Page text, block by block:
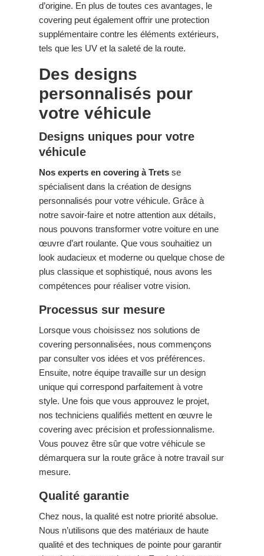
d’origine. En plus de toutes ces avantages, le
covering peut également offrir une protection
supplémentaire contre les éléments extérieurs,
tels que les UV et la saleté de la route.
Des designs
personnalisés pour
votre véhicule
Designs uniques pour votre
véhicule
Nos experts en covering à Trets se
spécialisent dans la création de designs
personnalisés pour votre véhicule. Grâce à
notre savoir-faire et notre attention aux détails,
nous pouvons transformer votre voiture en une
œuvre d’art roulante. Que vous souhaitiez un
look audacieux et moderne ou quelque chose de
plus classique et sophistiqué, nous avons les
compétences pour réaliser votre vision.
Processus sur mesure
Lorsque vous choisissez nos solutions de
covering personnalisées, nous commençons
par consulter vos idées et vos préférences.
Ensuite, notre équipe travaille sur un design
unique qui correspond parfaitement à votre
style. Une fois que vous approuvez le projet,
nos techniciens qualifiés mettent en œuvre le
covering avec précision et professionnalisme.
Vous pouvez être sûr que votre véhicule se
démarquera sur la route grâce à notre travail sur
mesure.
Qualité garantie
Chez nous, la qualité est notre priorité absolue.
Nous n’utilisons que des matériaux de haute
qualité et des techniques de pointe pour garantir